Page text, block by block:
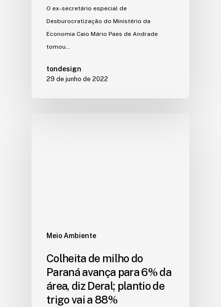
O ex-secretário especial de
Desburocratização do Ministério da
Economia Caio Mário Paes de Andrade
tomou…
tondesign
29 de junho de 2022
Meio Ambiente
Colheita de milho do
Paraná avança para 6% da
área, diz Deral; plantio de
trigo vai a 88%